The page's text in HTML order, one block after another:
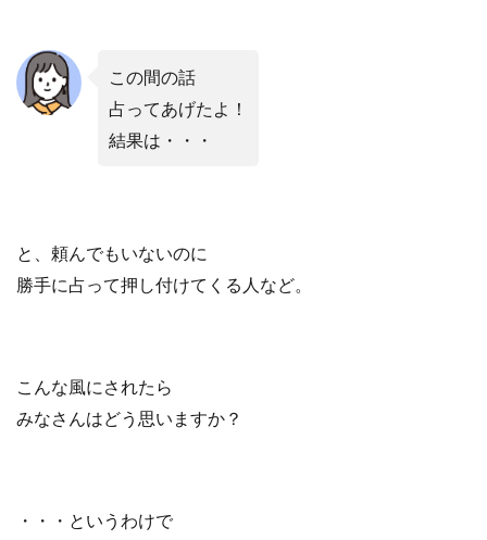
この間の話
占ってあげたよ！
結果は・・・
と、頼んでもいないのに
勝手に占って押し付けてくる人など。
こんな風にされたら
みなさんはどう思いますか？
・・・というわけで